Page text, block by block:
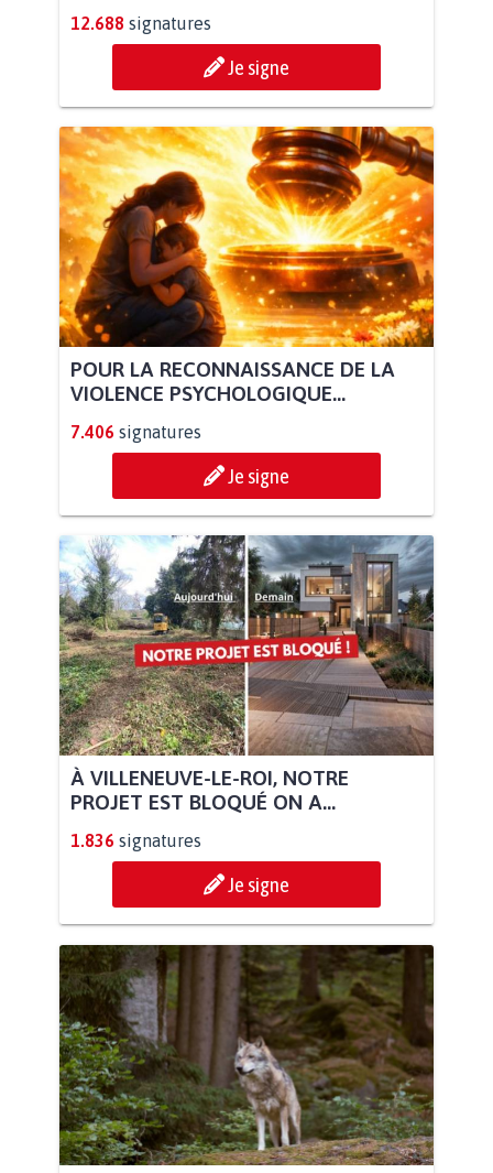
12.688 signatures
Je signe
POUR LA RECONNAISSANCE DE LA
VIOLENCE PSYCHOLOGIQUE...
7.406 signatures
Je signe
À VILLENEUVE-LE-ROI, NOTRE
PROJET EST BLOQUÉ ON A...
1.836 signatures
Je signe